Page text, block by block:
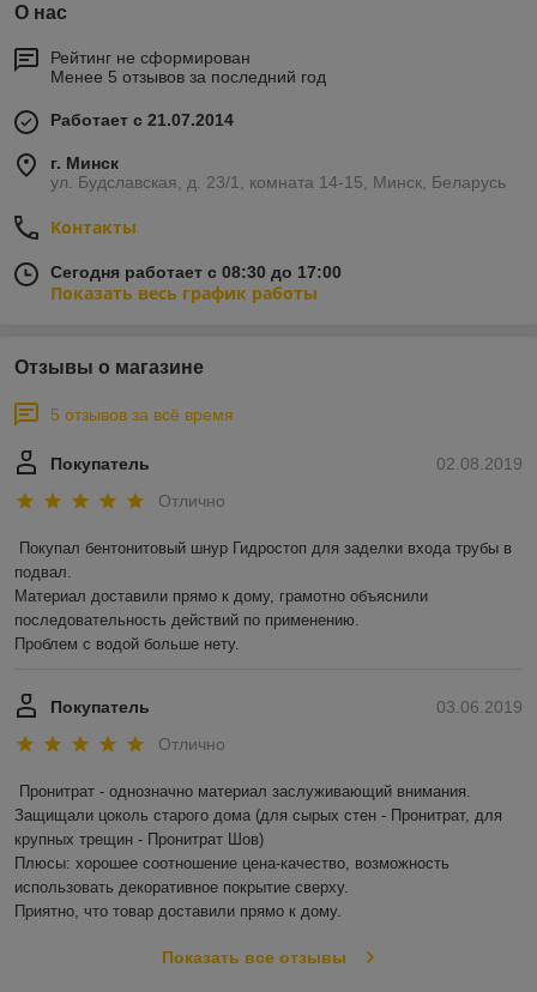
О нас
Рейтинг не сформирован
Менее 5 отзывов за последний год
Работает с 21.07.2014
г. Минск
ул. Будславская, д. 23/1, комната 14-15, Минск, Беларусь
Контакты
Сегодня работает с 08:30 до 17:00
Показать весь график работы
Отзывы о магазине
5 отзывов за всё время
02.08.2019
Покупатель
Отлично
Покупал бентонитовый шнур Гидростоп для заделки входа трубы в
подвал.
Материал доставили прямо к дому, грамотно объяснили
последовательность действий по применению.
Проблем с водой больше нету.
03.06.2019
Покупатель
Отлично
Пронитрат - однозначно материал заслуживающий внимания.
Защищали цоколь старого дома (для сырых стен - Пронитрат, для
крупных трещин - Пронитрат Шов)
Плюсы: хорошее соотношение цена-качество, возможность
использовать декоративное покрытие сверху.
Приятно, что товар доставили прямо к дому.
Показать все отзывы